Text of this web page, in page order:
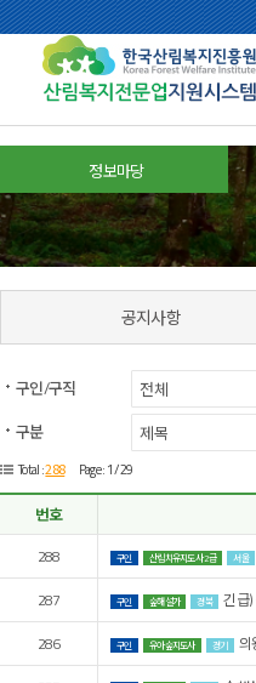
정보마당
공지사항
구인/구직
구분
Total :288 Page : 1 /29
번호
288 구인 산림치유지도사 2급 서울
287
구인 숲해설가 경북
긴급
286
구인 유아숲지도사 경기
의